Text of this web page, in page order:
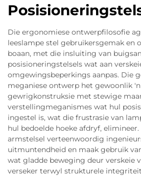
Die ergonomiese ontwerpfilosofie
leeslampe stel gebruikersgemak en
boaan, met die insluiting van
posisioneringstelsels wat aan
omgewingsbeperkings aanpas. Die
meganiese ontwerp het gewoonlik
gewrigkonstruksie met stewige
verstellingmeganismes wat hul
ingestel is, wat die frustrasie van
hul bedoelde hoeke afdryf,
armstelsel verteenwoordig
uitmuntendheid en maak gebruik
wat gladde beweging deur verskeie
verseker terwyl strukturele